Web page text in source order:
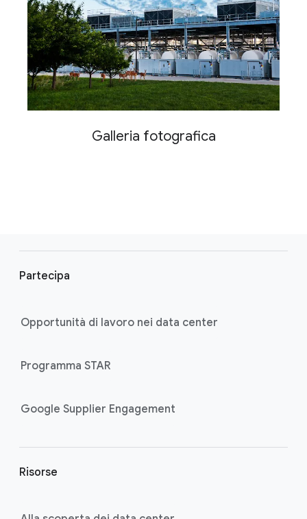
Galleria fotografica
Partecipa
Opportunità di lavoro nei data center
Programma STAR
Google Supplier Engagement
Risorse